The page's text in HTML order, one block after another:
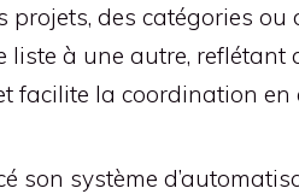
des catégories
liste à une autre,
facilite la coordination en
son système